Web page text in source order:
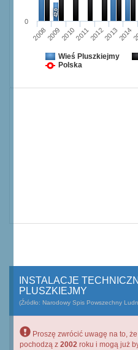
42,0
2008200920102011201220132014
0
Wieś Pluszkiejmy
Polska
INSTALACJE
PLUSZKIEJMY
(Źródło: Narodowy Spis Powszechny
Proszę zwrócić uwagę na to,
pochodzą z 2002 roku i mogą już